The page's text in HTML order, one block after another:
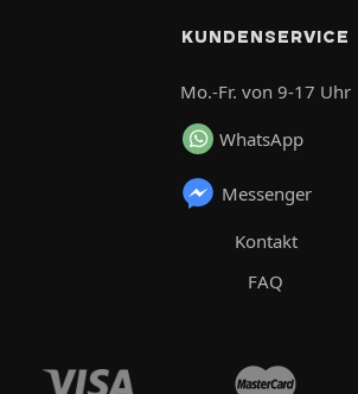
KUNDENSERVICE
Mo.-Fr. von 9-17 Uhr
WhatsApp
Messenger
Kontakt
FAQ